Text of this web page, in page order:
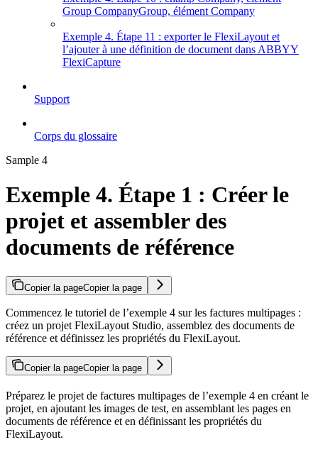
Group CompanyGroup, élément Company
Exemple 4. Étape 11 : exporter le FlexiLayout et
l’ajouter à une définition de document dans ABBYY
FlexiCapture
Support
Corps du glossaire
Sample 4
Exemple 4. Étape 1 : Créer le
projet et assembler des
documents de référence
Copier la pageCopier la page
Commencez le tutoriel de l’exemple 4 sur les factures multipages :
créez un projet FlexiLayout Studio, assemblez des documents de
référence et définissez les propriétés du FlexiLayout.
Copier la pageCopier la page
Préparez le projet de factures multipages de l’exemple 4 en créant le
projet, en ajoutant les images de test, en assemblant les pages en
documents de référence et en définissant les propriétés du
FlexiLayout.